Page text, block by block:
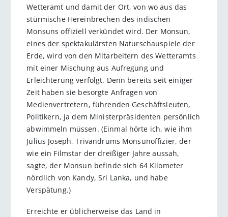
Wetteramt und damit der Ort, von wo aus das
stürmische Hereinbrechen des indischen
Monsuns offiziell verkündet wird. Der Monsun,
eines der spektakulärsten Naturschauspiele der
Erde, wird von den Mitarbeitern des Wetteramts
mit einer Mischung aus Aufregung und
Erleichterung verfolgt. Denn bereits seit einiger
Zeit haben sie besorgte Anfragen von
Medienvertretern, führenden Geschäftsleuten,
Politikern, ja dem Ministerpräsidenten persönlich
abwimmeln müssen. (Einmal hörte ich, wie ihm
Julius Joseph, Trivandrums Monsunoffizier, der
wie ein Filmstar der dreißiger Jahre aussah,
sagte, der Monsun befinde sich 64 Kilometer
nördlich von Kandy, Sri Lanka, und habe
Verspätung.)
Erreichte er üblicherweise das Land in